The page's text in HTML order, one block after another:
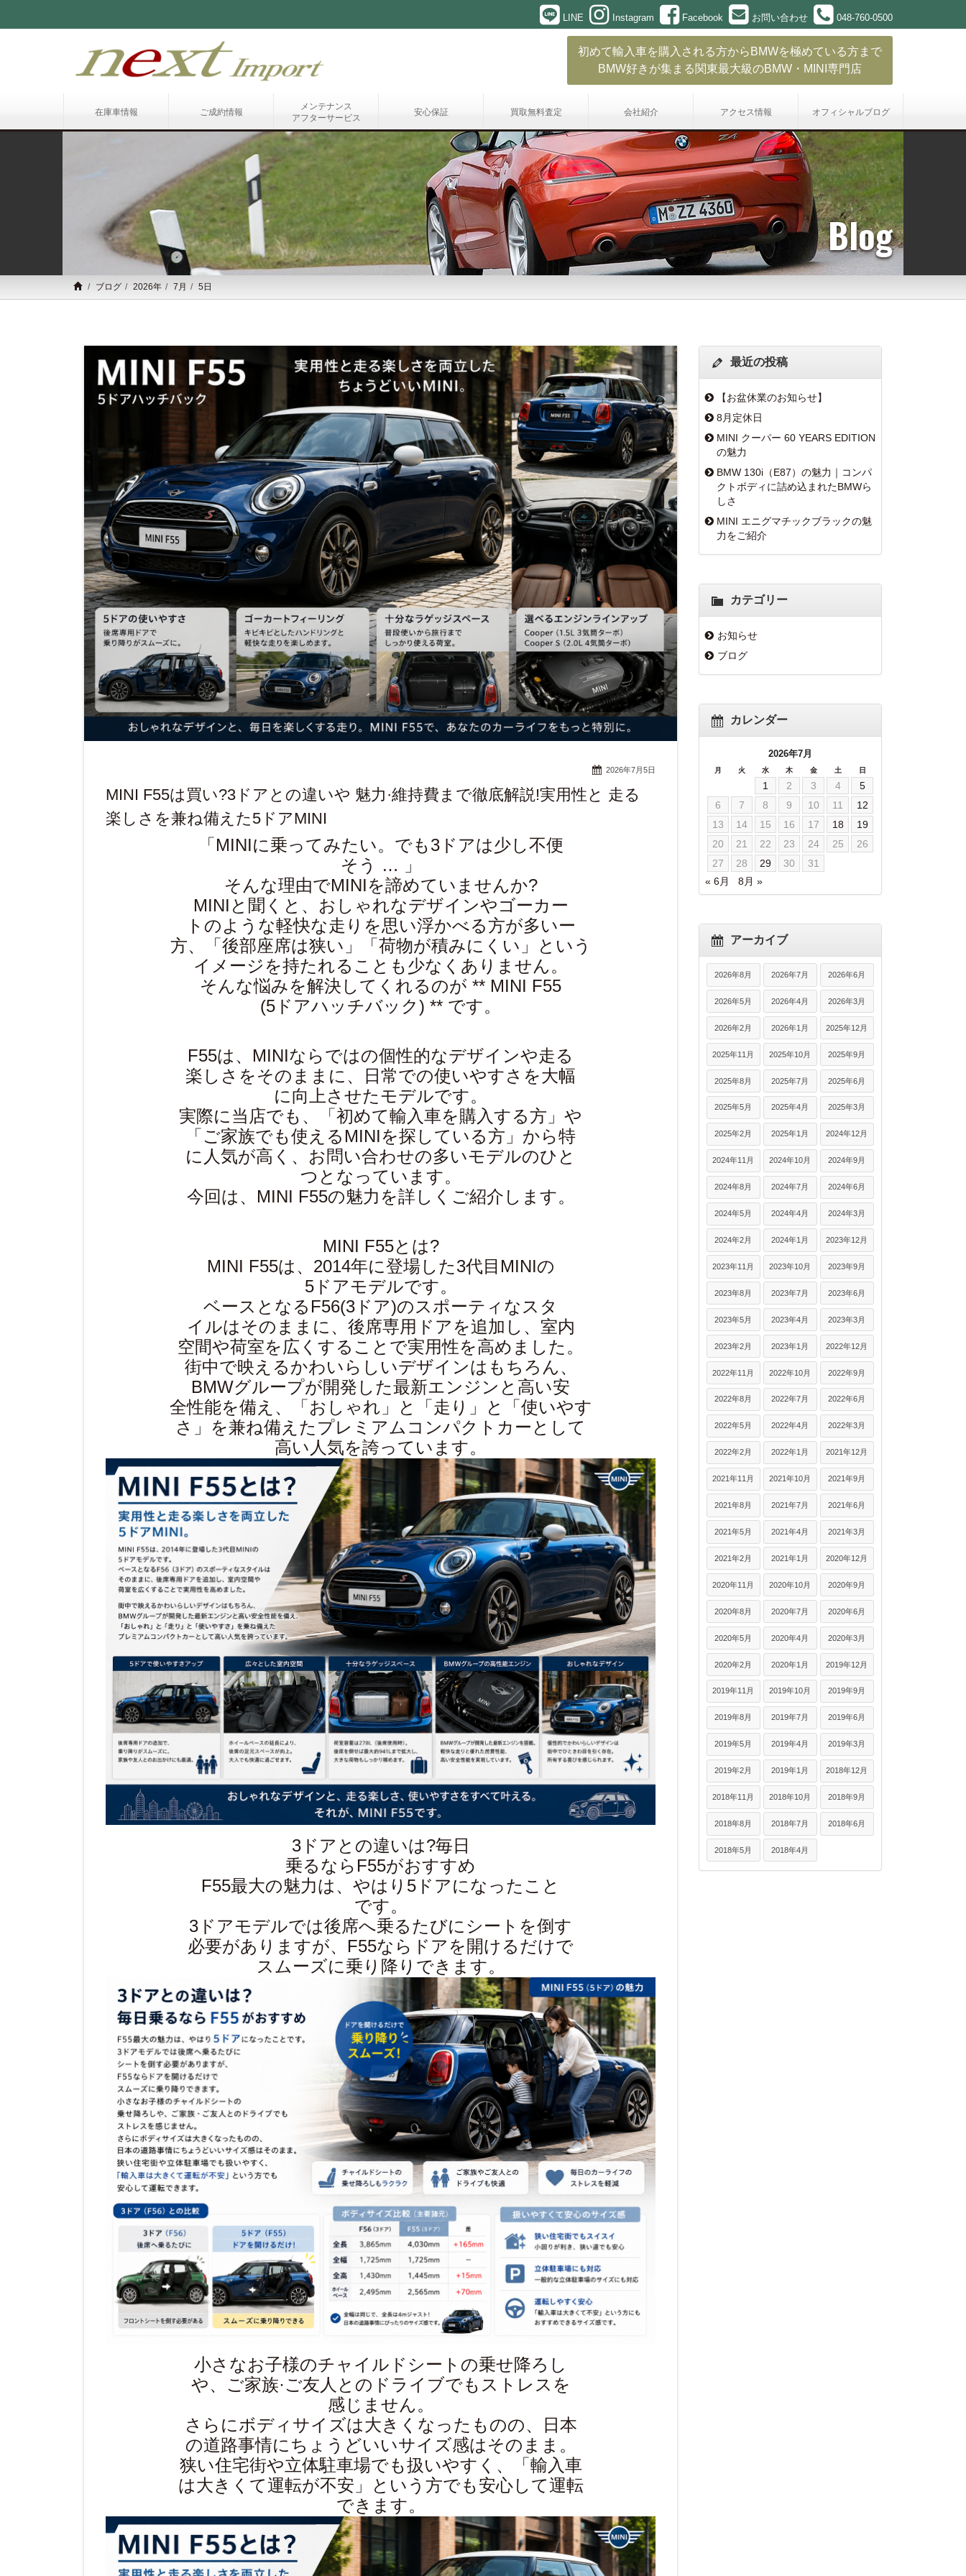
LINE Instagram Facebook お問い合わせ 048-760-0500
初めて輸入車を購入される方からBMWを極めている方まで
BMW好きが集まる関東最大級のBMW・MINI専門店
在庫車情報 ご成約情報
メンテナンス
アフターサービス
安心保証 買取無料査定 会社紹介 アクセス情報 オフィシャルブログ
Blog
ブログ 2026年 7月 5日
2026年7月5日
MINI F55は買い?3ドアとの違いや 魅力·維持費まで徹底解説!実用性と 走る
楽しさを兼ね備えた5ドアMINI
「MINIに乗ってみたい。でも3ドアは少し不便
そう … 」
そんな理由でMINIを諦めていませんか?
MINIと聞くと、おしゃれなデザインやゴーカー
トのような軽快な走りを思い浮かべる方が多いー
方、「後部座席は狭い」「荷物が積みにくい」という
イメージを持たれることも少なくありません。
そんな悩みを解決してくれるのが ** MINI F55
(5ドアハッチバック) ** です。
F55は、MINIならではの個性的なデザインや走る
楽しさをそのままに、日常での使いやすさを大幅
に向上させたモデルです。
実際に当店でも、「初めて輸入車を購入する方」や
「ご家族でも使えるMINIを探している方」から特
に人気が高く、お問い合わせの多いモデルのひと
つとなっています。
今回は、MINI F55の魅力を詳しくご紹介します。
MINI F55とは?
MINI F55は、2014年に登場した3代目MINIの
5ドアモデルです。
ベースとなるF56(3ドア)のスポーティなスタ
イルはそのままに、後席専用ドアを追加し、室内
空間や荷室を広くすることで実用性を高めました。
街中で映えるかわいらしいデザインはもちろん、
BMWグループが開発した最新エンジンと高い安
全性能を備え、「おしゃれ」と「走り」と「使いやす
さ」を兼ね備えたプレミアムコンパクトカーとして
高い人気を誇っています。
3ドアとの違いは?毎日
乗るならF55がおすすめ
F55最大の魅力は、やはり5ドアになったこと
です。
3ドアモデルでは後席へ乗るたびにシートを倒す
必要がありますが、F55ならドアを開けるだけで
スムーズに乗り降りできます。
小さなお子様のチャイルドシートの乗せ降ろし
や、ご家族·ご友人とのドライブでもストレスを
感じません。
さらにボディサイズは大きくなったものの、日本
の道路事情にちょうどいいサイズ感はそのまま。
狭い住宅街や立体駐車場でも扱いやすく、「輸入車
は大きくて運転が不安」という方でも安心して運転
できます。
最近の投稿
【お盆休業のお知らせ】
8月定休日
MINI クーパー 60 YEARS EDITION
の魅力
BMW 130i（E87）の魅力｜コンパ
クトボディに詰め込まれたBMWら
しさ
MINI エニグマチックブラックの魅
力をご紹介
カテゴリー
お知らせ
ブログ
カレンダー
2026年7月
月 火 水 木 金 土 日
1 2 3 4
5
6
7 8 9 10 11
12
13
14 15 16 17 18
19
20
21 22 23 24 25
26
27
28 29 30
31
« 6月
8月 »
アーカイブ
2026年8月 2026年7月 2026年6月
2026年5月 2026年4月 2026年3月
2026年2月 2026年1月 2025年12月
2025年11月 2025年10月 2025年9月
2025年8月 2025年7月 2025年6月
2025年5月 2025年4月 2025年3月
2025年2月 2025年1月 2024年12月
2024年11月 2024年10月 2024年9月
2024年8月 2024年7月 2024年6月
2024年5月 2024年4月 2024年3月
2024年2月 2024年1月 2023年12月
2023年11月 2023年10月 2023年9月
2023年8月 2023年7月 2023年6月
2023年5月 2023年4月 2023年3月
2023年2月 2023年1月 2022年12月
2022年11月 2022年10月 2022年9月
2022年8月 2022年7月 2022年6月
2022年5月 2022年4月 2022年3月
2022年2月 2022年1月 2021年12月
2021年11月 2021年10月 2021年9月
2021年8月 2021年7月 2021年6月
2021年5月 2021年4月 2021年3月
2021年2月 2021年1月 2020年12月
2020年11月 2020年10月 2020年9月
2020年8月 2020年7月 2020年6月
2020年5月 2020年4月 2020年3月
2020年2月 2020年1月 2019年12月
2019年11月 2019年10月 2019年9月
2019年8月 2019年7月 2019年6月
2019年5月 2019年4月 2019年3月
2019年2月 2019年1月 2018年12月
2018年11月 2018年10月 2018年9月
2018年8月 2018年7月 2018年6月
2018年5月 2018年4月